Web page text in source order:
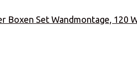
Boxen Set Wandmontage, 120